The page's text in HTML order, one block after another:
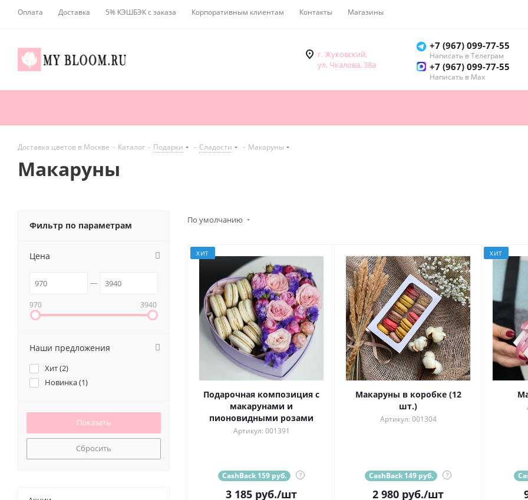
Оплата Доставка 5% КЭШБЭК с заказа Корпоративным клиентам Контакты Магазины
г. Жуковский,
ул. Чкалова, 38а
+7 (967) 099-77-55
Написать в Телеграм
+7 (967) 099-77-55
Написать в Мах
Доставка цветов в Москве - Каталог - Подарки - Сладости - Макаруны
Макаруны
По умолчанию
ХИТ
Подарочная композиция с
макарунами и
пионовидными розами
Артикул: 001391
CashBack 159 руб. ?
3 185 руб./шт
Макаруны в коробке (12
шт.)
Артикул: 001304
CashBack 149 руб. ?
2 980 руб./шт
ХИТ
Фильтр по параметрам
Цена
970 3940
Наши предложения
Хит (2)
Новинка (1)
Сбросить